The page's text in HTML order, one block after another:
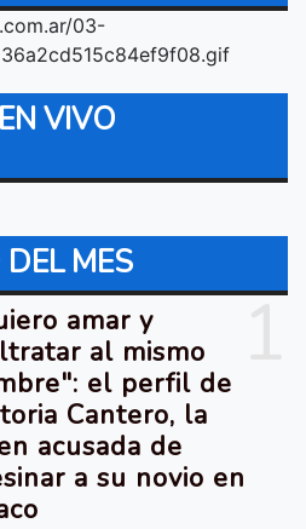
03-
VIVO
MES
amar y
al mismo
el perfil de
Cantero, la
acusada de
a su novio en